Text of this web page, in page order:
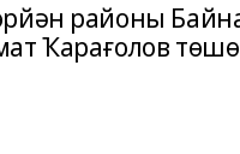
районы
Ҡарағолов